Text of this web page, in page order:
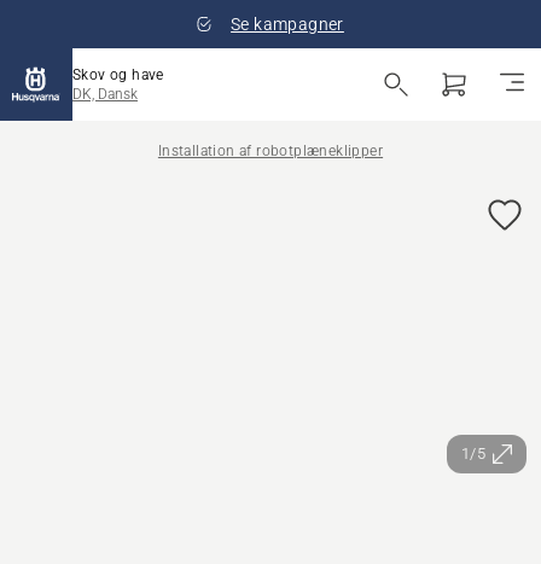
Se kampagner
Skov og have
DK, Dansk
Installation af robotplæneklipper
1/5